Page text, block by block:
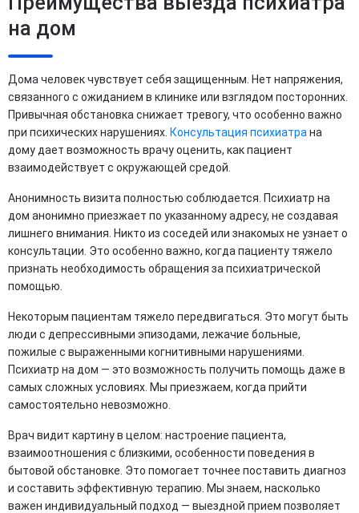
на дом
Дома человек чувствует себя защищенным. Нет напряжения,
связанного с ожиданием в клинике или взглядом посторонних.
Привычная обстановка снижает тревогу, что особенно важно
при психических нарушениях. Консультация психиатра на
дому дает возможность врачу оценить, как пациент
взаимодействует с окружающей средой.
Анонимность визита полностью соблюдается. Психиатр на
дом анонимно приезжает по указанному адресу, не создавая
лишнего внимания. Никто из соседей или знакомых не узнает о
консультации. Это особенно важно, когда пациенту тяжело
признать необходимость обращения за психиатрической
помощью.
Некоторым пациентам тяжело передвигаться. Это могут быть
люди с депрессивными эпизодами, лежачие больные,
пожилые с выраженными когнитивными нарушениями.
Психиатр на дом — это возможность получить помощь даже в
самых сложных условиях. Мы приезжаем, когда прийти
самостоятельно невозможно.
Врач видит картину в целом: настроение пациента,
взаимоотношения с близкими, особенности поведения в
бытовой обстановке. Это помогает точнее поставить диагноз
и составить эффективную терапию. Мы знаем, насколько
важен индивидуальный подход — выездной прием позволяет